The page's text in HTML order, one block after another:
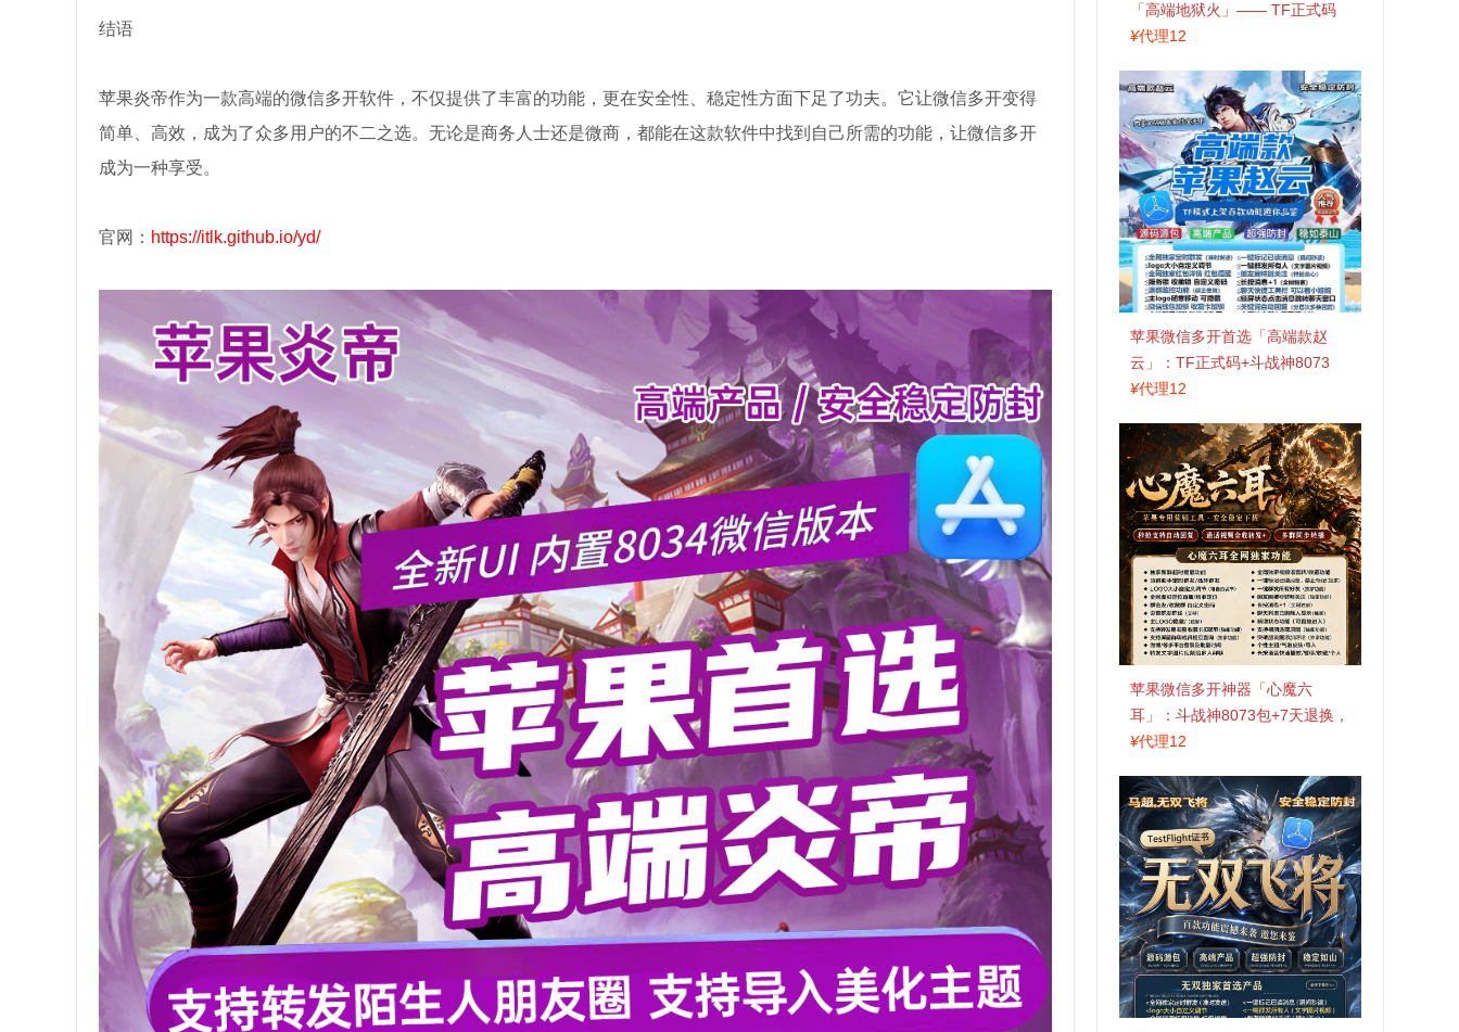
结语
苹果炎帝作为一款高端的微信多开软件，不仅提供了丰富的功能，更在安全性、稳定性方面下足了功夫。它让微信多开变得
简单、高效，成为了众多用户的不二之选。无论是商务人士还是微商，都能在这款软件中找到自己所需的功能，让微信多开
成为一种享受。
官网： https://itlk.github.io/yd/
「高端地狱火」—— TF正式码
+斗战神8073包，7天退换，安全
¥代理12
苹果微信多开首选「高端款赵
云」：TF正式码+斗战神8073
包，7天退换认准拍拍卡激活码
¥代理12
苹果微信多开神器「心魔六
耳」：斗战神8073包+7天退换，
认准拍拍卡激活码商城
¥代理12